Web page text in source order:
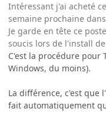
Intéressant j'ai acheté
semaine prochaine
Je garde en tête ce
soucis lors de l'install
C'est la procédure pour
Windows, du moins).
La différence, c'est que
fait automatiquement